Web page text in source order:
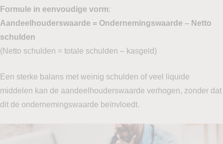
Formule in eenvoudige vorm:
Aandeelhouderswaarde = Ondernemingswaarde – Netto
schulden
(Netto schulden = totale schulden – kasgeld)
Een sterke balans met weinig schulden of veel liquide
middelen kan de aandeelhouderswaarde verhogen, zonder dat
dit de ondernemingswaarde beïnvloedt.